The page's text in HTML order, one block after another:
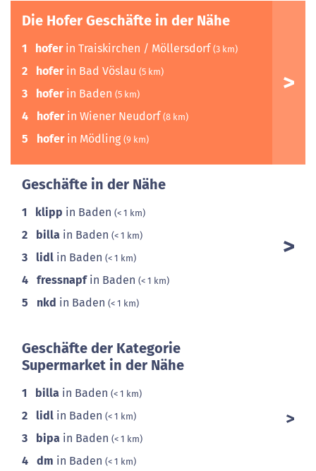
Die Hofer Geschäfte in der Nähe
1 hoferin Traiskirchen / Möllersdorf (3 km)
2 hoferin Bad Vöslau (5 km)
3 hoferin Baden (5 km)
4 hoferin Wiener Neudorf (8 km)
5 hoferin Mödling (9 km)
Geschäfte in der Nähe
1 klipp in Baden (< 1 km)
2 billa in Baden (< 1 km)
3 lidl in Baden (< 1 km)
4 fressnapfin Baden (< 1 km)
5 nkd in Baden (< 1 km)
Geschäfte der Kategorie
Supermarket in der Nähe
1 billa in Baden (< 1 km)
2 lidl in Baden (< 1 km)
3 bipa in Baden (< 1 km)
4 dm in Baden (< 1 km)